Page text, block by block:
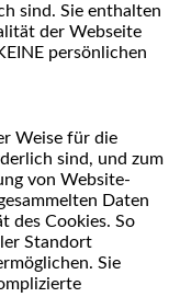
sind. Sie enthalten
der Webseite
persönlichen
Weise für die
sind, und zum
von Website-
Daten
des Cookies. So
Standort
Sie